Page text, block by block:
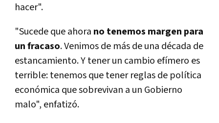
hacer".
"Sucede que ahora no tenemos margen para
un fracaso. Venimos de más de una década de
estancamiento. Y tener un cambio efímero es
terrible: tenemos que tener reglas de política
económica que sobrevivan a un Gobierno
malo", enfatizó.